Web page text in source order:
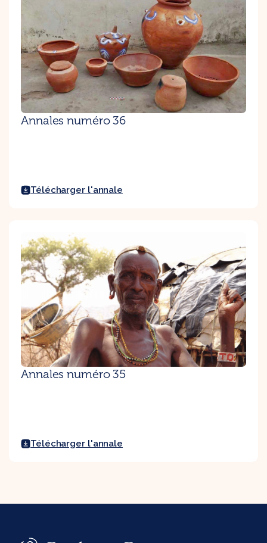
Annales numéro 36
Télécharger l'annale
Annales numéro 35
Télécharger l'annale